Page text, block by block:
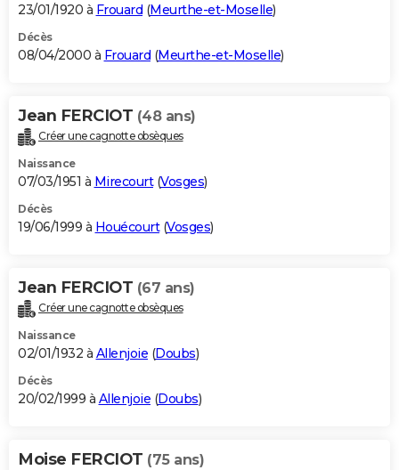
23/01/1920 à Frouard (Meurthe-et-Moselle)
Décès
08/04/2000 à Frouard (Meurthe-et-Moselle)
Jean FERCIOT (48 ans)
Créer une cagnotte obsèques
Naissance
07/03/1951 à Mirecourt(Vosges)
Décès
19/06/1999 à Houécourt(Vosges)
Jean FERCIOT (67 ans)
Créer une cagnotte obsèques
Naissance
02/01/1932 à Allenjoie (Doubs)
Décès
20/02/1999 à Allenjoie (Doubs)
Moise FERCIOT (75 ans)